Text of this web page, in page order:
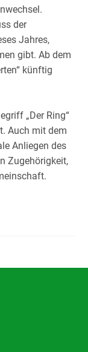
der
Jahres,
gibt. Ab dem
künftig
„Der Ring“
Auch mit dem
Anliegen des
Zugehörigkeit,